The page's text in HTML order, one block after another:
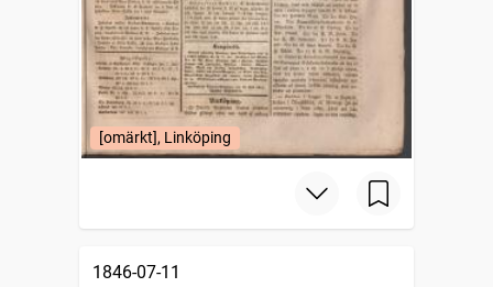
[omärkt], Linköping
1846-07-11